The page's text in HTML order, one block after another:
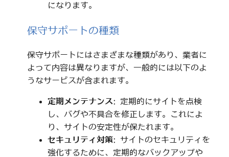
になります。
保守サポートの種類
保守サポートにはさまざまな種類があり、業者に
よって内容は異なりますが、一般的には以下のよ
うなサービスが含まれます。
定期メンテナンス: 定期的にサイトを点検
し、バグや不具合を修正します。これによ
り、サイトの安定性が保たれます。
セキュリティ対策: サイトのセキュリティを
強化するために、定期的なバックアップや